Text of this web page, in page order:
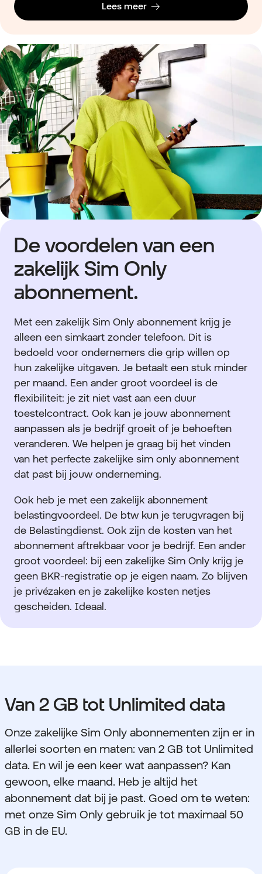
Lees meer
De voordelen van een
zakelijk Sim Only
abonnement.
Met een zakelijk Sim Only abonnement krijg je
alleen een simkaart zonder telefoon. Dit is
bedoeld voor ondernemers die grip willen op
hun zakelijke uitgaven. Je betaalt een stuk minder
per maand. Een ander groot voordeel is de
flexibiliteit: je zit niet vast aan een duur
toestelcontract. Ook kan je jouw abonnement
aanpassen als je bedrijf groeit of je behoeften
veranderen. We helpen je graag bij het vinden
van het perfecte zakelijke sim only abonnement
dat past bij jouw onderneming.
Ook heb je met een zakelijk abonnement
belastingvoordeel. De btw kun je terugvragen bij
de Belastingdienst. Ook zijn de kosten van het
abonnement aftrekbaar voor je bedrijf. Een ander
groot voordeel: bij een zakelijke Sim Only krijg je
geen BKR-registratie op je eigen naam. Zo blijven
je privézaken en je zakelijke kosten netjes
gescheiden. Ideaal.
Van 2 GB tot Unlimited data
Onze zakelijke Sim Only abonnementen zijn er in
allerlei soorten en maten: van 2 GB tot Unlimited
data. En wil je een keer wat aanpassen? Kan
gewoon, elke maand. Heb je altijd het
abonnement dat bij je past. Goed om te weten:
met onze Sim Only gebruik je tot maximaal 50
GB in de EU.